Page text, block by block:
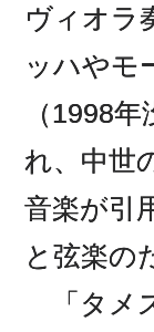
ヴィオラ
ッハやモ
（1998
れ、中世
音楽が引
と弦楽の
「タメ